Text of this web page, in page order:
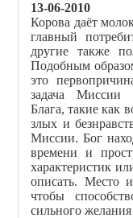
13-06-2010
Корова даёт
главный
другие также
Подобным
это
задача Миссии
Блага, такие как
злых и
Миссии. Бог
времени и
характеристик
описать. Место
чтобы
сильного